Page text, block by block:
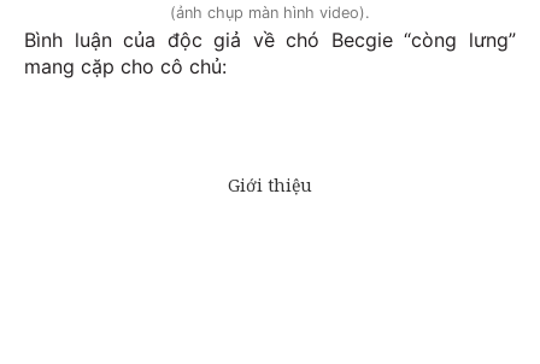
(ảnh chụp màn hình video).
Bình luận của độc giả về chó Becgie “còng lưng”
mang cặp cho cô chủ: